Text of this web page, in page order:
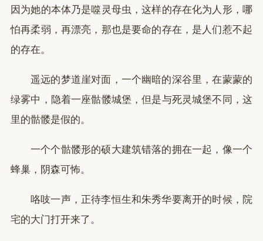
因为她的本体乃是噬灵母虫，这样的存在化为人形，哪
怕再柔弱，再漂亮，那也是要命的存在，是人们惹不起
的存在。
遥远的梦道崖对面，一个幽暗的深谷里，在蒙蒙的
绿雾中，隐着一座骷髅城堡，但是与死灵城堡不同，这
里的骷髅是假的。
一个个骷髅形的硕大建筑错落的拥在一起，像一个
蜂巢，阴森可怖。
咯吱一声，正待李恒生和朱秀华要离开的时候，院
宅的大门打开来了。